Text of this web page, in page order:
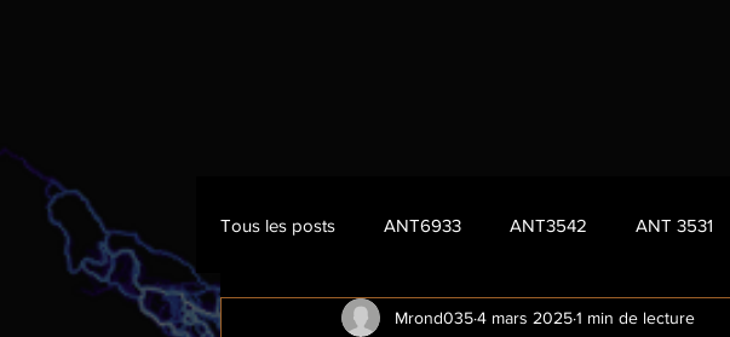
Tous les posts ANT6933 ANT3542 ANT 3531
Mrond0354 mars 20251 min de lecture